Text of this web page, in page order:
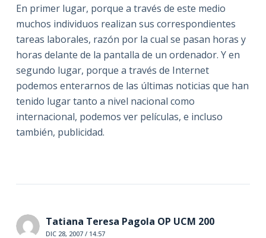
En primer lugar, porque a través de este medio
muchos individuos realizan sus correspondientes
tareas laborales, razón por la cual se pasan horas y
horas delante de la pantalla de un ordenador. Y en
segundo lugar, porque a través de Internet
podemos enterarnos de las últimas noticias que han
tenido lugar tanto a nivel nacional como
internacional, podemos ver películas, e incluso
también, publicidad.
Tatiana Teresa Pagola OP UCM 200
DIC 28, 2007 / 14:57